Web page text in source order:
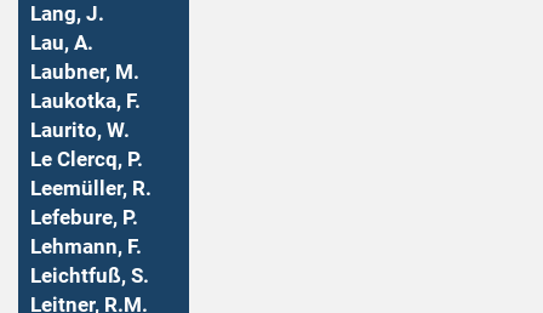
Lang, J.
Lau, A.
Laubner, M.
Laukotka, F.
Laurito, W.
Le Clercq, P.
Leemüller, R.
Lefebure, P.
Lehmann, F.
Leichtfuß, S.
Leitner, R.M.